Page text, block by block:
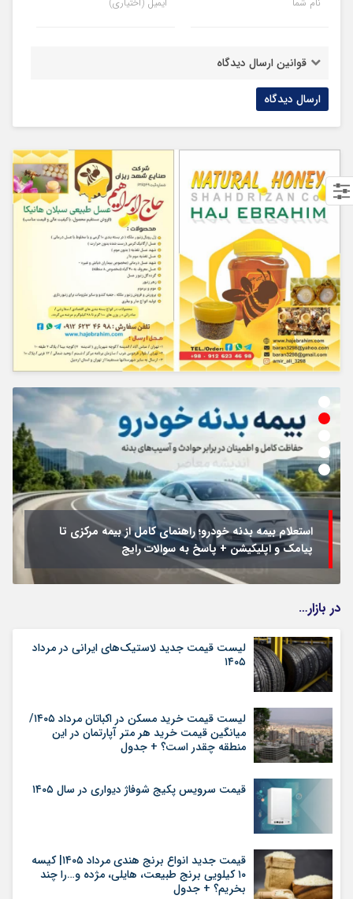
نام شما ایمیل (اختیاری)
قوانین ارسال دیدگاه
استعلام بیمه بدنه خودرو؛ راهنمای کامل از بیمه مرکزی تا
پیامک و اپلیکیشن + پاسخ به سوالات رایج
در بازار…
لیست قیمت جدید لاستیک‌های ایرانی در مرداد
۱۴۰۵
لیست قیمت خرید مسکن در اکباتان مرداد ۱۴۰۵/
میانگین قیمت خرید هر متر آپارتمان در این
منطقه چقدر است؟ + جدول
قیمت سرویس پکیج شوفاژ دیواری در سال ۱۴۰۵
قیمت جدید انواع برنج هندی مرداد ۱۴۰۵| کیسه
۱۰ کیلویی برنج طبیعت، هایلی، مژده و…را چند
بخریم؟ + جدول